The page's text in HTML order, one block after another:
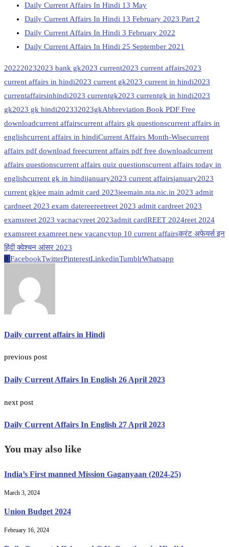
Daily Current Affairs In Hindi 13 May
Daily Current Affairs In Hindi 13 February 2023 Part 2
Daily Current Affairs In Hindi 3 February 2022
Daily Current Affairs In Hindi 25 September 2021
202220232023 bank gk2023 current2023 current affairs2023
current affairs in hindi2023 current gk2023 current in hindi2023
currentaffairsinhindi2023 currentgk2023 currentgk in hindi2023
gk2023 gk hindi202332023gkAbbreviation Book PDF Free
downloadcurrent affairscurrent affairs gk questionscurrent affairs in
englishcurrent affairs in hindiCurrent Affairs Month-Wisecurrent
affairs pdf download freecurrent affairs pdf free downloadcurrent
affairs questionscurrent affairs quiz questionscurrent affairs today in
englishcurrent gk in hindijanuary2023 current affairsjanuary2023
current gkjee main admit card 2023jeemain.nta.nic.in 2023 admit
cardneet 2023 exam datereereetreet 2023 admit cardreet 2023
examsreet 2023 vacnacyreet 2023admit cardREET 2024reet 2024
examsreet examreet new vacancytop 10 current affairsकरंट अफेयर्स इन
हिंदी क्वेश्चन आंसर 2023
0 FacebookTwitterPinterestLinkedinTumblrWhatsapp
Daily current affairs in Hindi
previous post
Daily Current Affairs In English 26 April 2023
next post
Daily Current Affairs In English 27 April 2023
You may also like
India’s First manned Mission Gaganyaan (2024-25)
March 3, 2024
Union Budget 2024
February 16, 2024